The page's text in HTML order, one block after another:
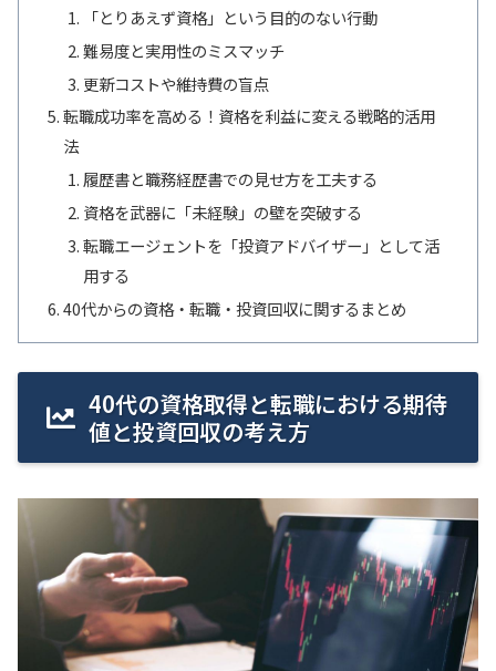
「とりあえず資格」という目的のない行動
難易度と実用性のミスマッチ
更新コストや維持費の盲点
転職成功率を高める！資格を利益に変える戦略的活用
法
履歴書と職務経歴書での見せ方を工夫する
資格を武器に「未経験」の壁を突破する
転職エージェントを「投資アドバイザー」として活
用する
40代からの資格・転職・投資回収に関するまとめ
40代の資格取得と転職における期待
値と投資回収の考え方